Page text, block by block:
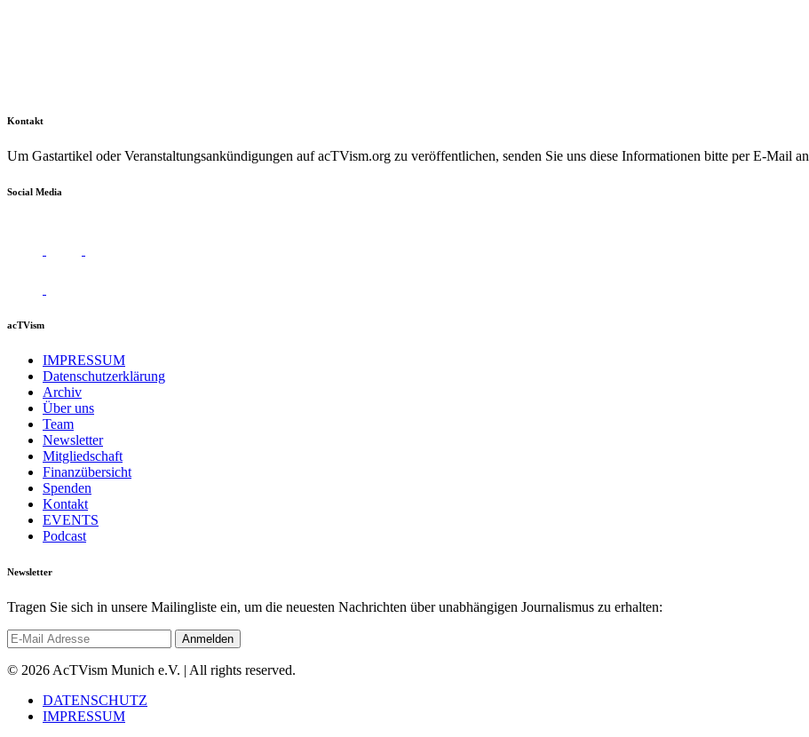
Kontakt
Um Gastartikel oder Veranstaltungsankündigungen auf acTVism.org zu veröffentlichen, senden Sie uns diese Informationen bitte per E-Mail an
Social Media
acTVism
IMPRESSUM
Datenschutzerklärung
Archiv
Über uns
Team
Newsletter
Mitgliedschaft
Finanzübersicht
Spenden
Kontakt
EVENTS
Podcast
Newsletter
Tragen Sie sich in unsere Mailingliste ein, um die neuesten Nachrichten über unabhängigen Journalismus zu erhalten:
© 2026 AcTVism Munich e.V. | All rights reserved.
DATENSCHUTZ
IMPRESSUM